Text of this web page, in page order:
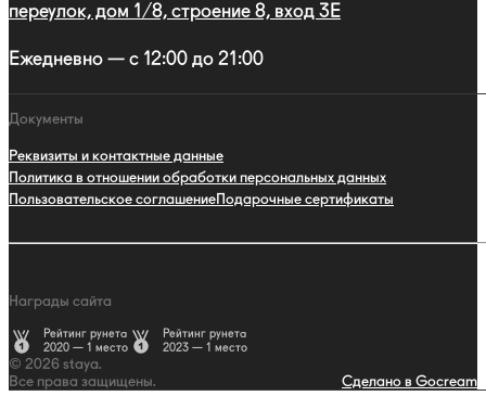
переулок, дом 1/8, строение 8, вход 3E
Ежедневно — с 12:00 до 21:00
Документы
Реквизиты и контактные данные
Политика в отношении обработки персональных данных
Пользовательское соглашениеПодарочные сертификаты
Награды сайта
Рейтинг рунета
2020 — 1 место
Рейтинг рунета
2023 — 1 место
© 2026 staya.
Все права защищены.
Сделано в Gocream